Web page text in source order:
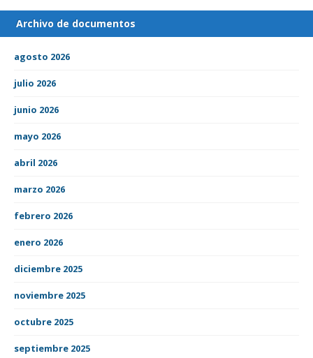
Archivo de documentos
agosto 2026
julio 2026
junio 2026
mayo 2026
abril 2026
marzo 2026
febrero 2026
enero 2026
diciembre 2025
noviembre 2025
octubre 2025
septiembre 2025